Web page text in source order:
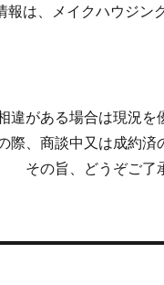
は、メイクハウジン
違がある場合は現況を
、商談中又は成約済
その旨、どうぞご了